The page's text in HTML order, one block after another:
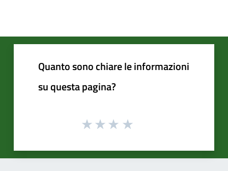
Quanto sono chiare le informazioni
su questa pagina?